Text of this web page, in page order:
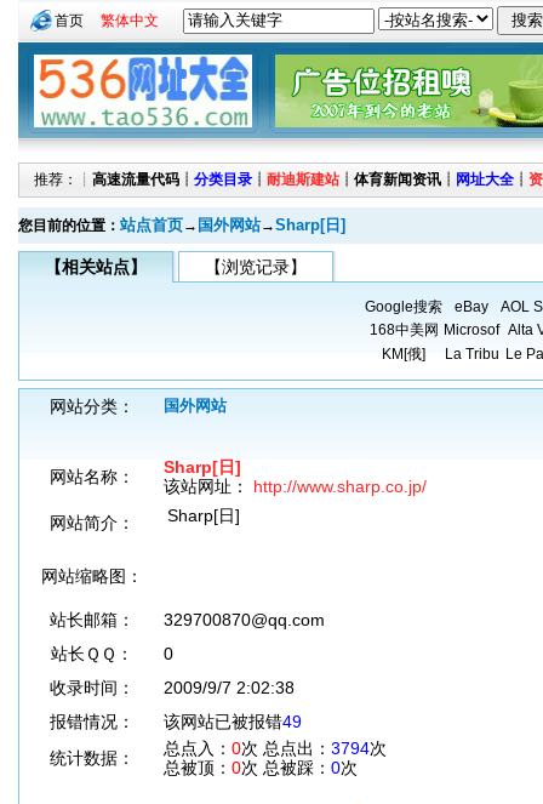
首页 繁体中文
推荐：┊ 高速流量代码 ┊ 分类目录 ┊ 耐迪斯建站 ┊ 体育新闻资讯 ┊ 网址大全 ┊
您目前的位置： 站点首页→ 国外网站→Sharp[日]
【相关站点】 【浏览记录】
Google搜索 eBay
AOL
168中美网 Microsof Alta
KM[俄]
La Tribu Le
网站分类： 国外网站
网站名称：
Sharp[日]
该站网址： http://www.sharp.co.jp/
网站简介：
Sharp[日]
网站缩略图：
站长邮箱：
329700870@qq.com
站长ＱＱ：
0
收录时间：
2009/9/7 2:02:38
报错情况：
该网站已被报错49
统计数据：
总点入： 0次 总点出： 3794次
总被顶： 0次 总被踩： 0次